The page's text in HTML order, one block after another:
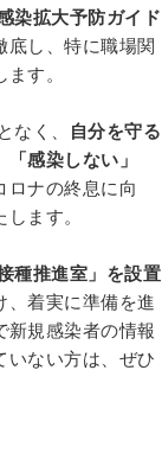
染拡大予防ガイド
底し、特に職場関
す。
なく、
自分を守る
「感染しない」
ロナの終息に向
ます。
種推進室」を設置
、着実に準備を進
新規感染者の情報
いない方は、ぜひ